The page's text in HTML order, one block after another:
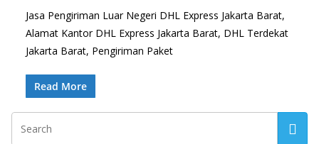
Jasa Pengiriman Luar Negeri DHL Express Jakarta Barat,
Alamat Kantor DHL Express Jakarta Barat, DHL Terdekat
Jakarta Barat, Pengiriman Paket
Read More